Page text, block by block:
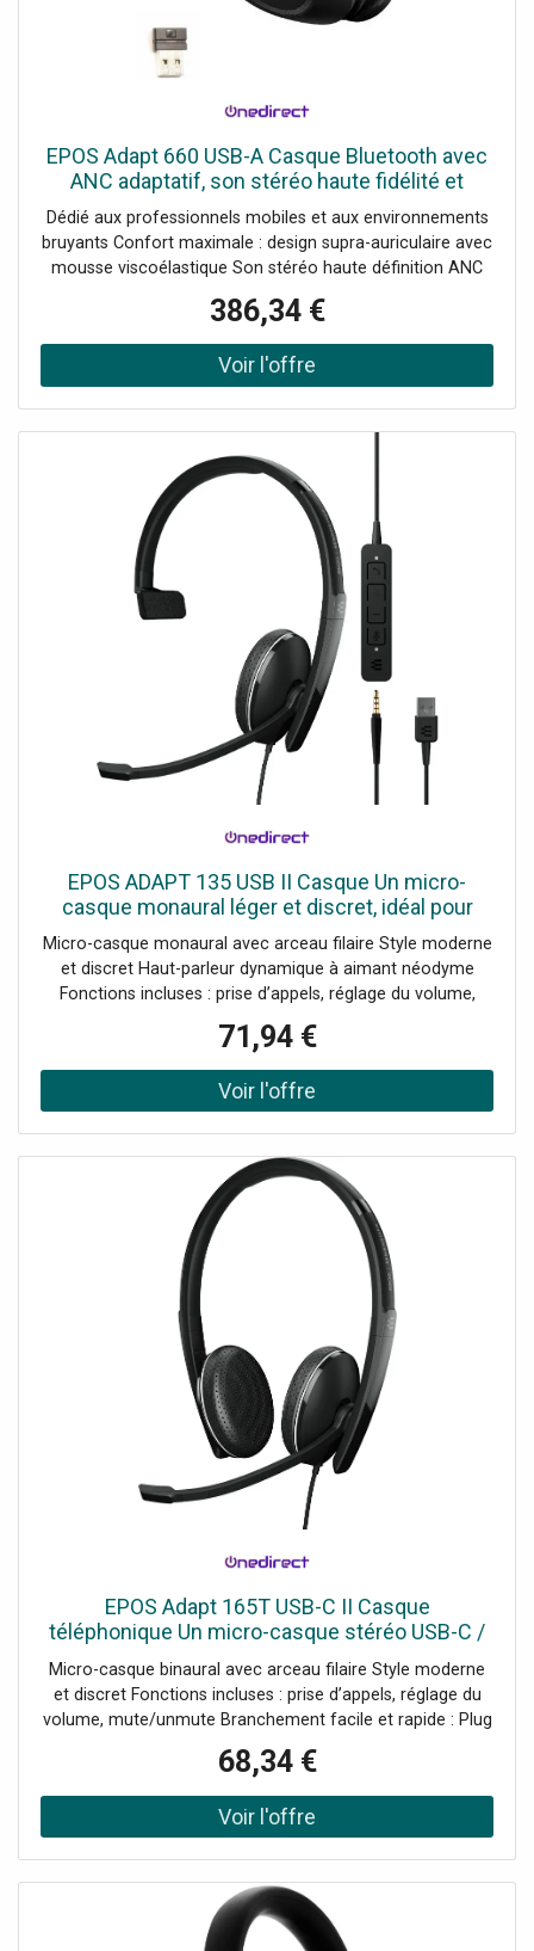
EPOS Adapt 660 USB-A Casque Bluetooth avec
ANC adaptatif, son stéréo haute fidélité et
certification Microsoft Teams, conçu pour les
professionnels
Dédié aux professionnels mobiles et aux environnements
bruyants Confort maximale : design supra-auriculaire avec
mousse viscoélastique Son stéréo haute définition ANC
Autonomie : jusqu'à 23 heures en conversation Charge
rapide : 1h30 d'autonomie en 15 min Bluetooth multipoint
: 2 connexions simultanées Compatibilité : Teams, Zoom,
Webex etc
386,34 €
EPOS ADAPT 135 USB II Casque Un micro-
casque monaural léger et discret, idéal pour
tous les professionnels.
Micro-casque monaural avec arceau filaire Style moderne
et discret Haut-parleur dynamique à aimant néodyme
Fonctions incluses : prise d’appels, réglage du volume,
Connectivité : USB-A et jack 3.5mm Compatible avec tous
les softphones du marché
71,94 €
EPOS Adapt 165T USB-C II Casque
téléphonique Un micro-casque stéréo USB-C /
Jack, stéréo, léger et pratique, idéal pour
travailler dans tous types
Micro-casque binaural avec arceau filaire Style moderne
et discret Fonctions incluses : prise d’appels, réglage du
volume, mute/unmute Branchement facile et rapide : Plug
& Play Connectivité : USB-C et Jack 3.5mm Produit certifié
Microsoft Teams Compatible avec tous les softphones du
marché
68,34 €